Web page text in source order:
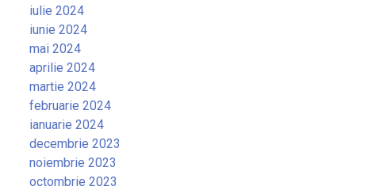
iulie 2024
iunie 2024
mai 2024
aprilie 2024
martie 2024
februarie 2024
ianuarie 2024
decembrie 2023
noiembrie 2023
octombrie 2023